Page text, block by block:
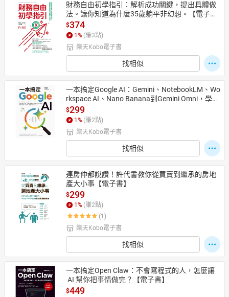
財務自由初學指引：解析成功關鍵，提出具體做
法。讓你知道為什麼35歲躺平非幻想。【電子
書】
$374
1 % (賺3點)
樂天Kobo電子書
找相似
一本搞定Google AI：Gemini、NotebookLM、Wo
rkspace AI、Nano Banana到Gemini Omni，學會
清晰化、結構化、規格化的AI工作法【電子書】
$299
1 % (賺2點)
樂天Kobo電子書
找相似
連房仲都說讚！許代書教你從買賣到繼承的房地
產大小事【電子書】
$299
1 % (賺2點)
(1)
樂天Kobo電子書
找相似
一本搞定Open Claw：不會寫程式的人，怎麼讓
AI 幫你把事情做完？【電子書】
$449